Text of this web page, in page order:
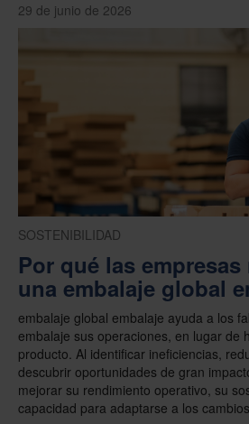
29 de junio de 2026
SOSTENIBILIDAD
Por qué las empresas
una embalaje global
embalaje global embalaje ayuda a los
embalaje sus operaciones, en lugar de
producto. Al identificar ineficiencias,
descubrir oportunidades de gran
mejorar su rendimiento operativo, su
capacidad para adaptarse a los